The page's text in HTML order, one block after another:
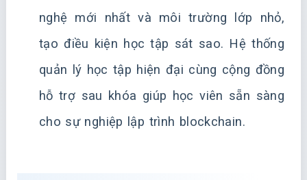
nghệ mới nhất và môi trường lớp nhỏ,
tạo điều kiện học tập sát sao. Hệ thống
quản lý học tập hiện đại cùng cộng đồng
hỗ trợ sau khóa giúp học viên sẵn sàng
cho sự nghiệp lập trình blockchain.